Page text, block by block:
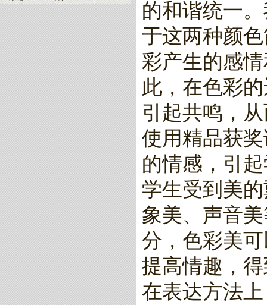
的和谐统一
于这两种颜
彩产生的感
此，在色彩
引起共鸣，
使用精品获
的情感，引
学生受到美
象美、声音
分，色彩美
提高情趣，
在表达方法